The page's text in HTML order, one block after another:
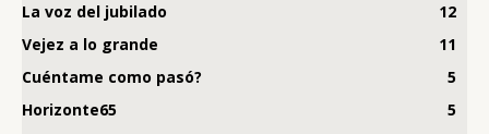
La voz del jubilado
12
Vejez a lo grande
11
Cuéntame como pasó?
5
Horizonte65
5